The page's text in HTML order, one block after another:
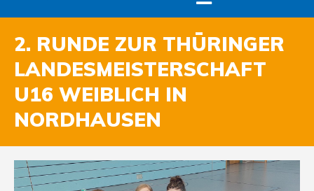
2. RUNDE ZUR THÜRINGER
LANDESMEISTERSCHAFT
U16 WEIBLICH IN
NORDHAUSEN